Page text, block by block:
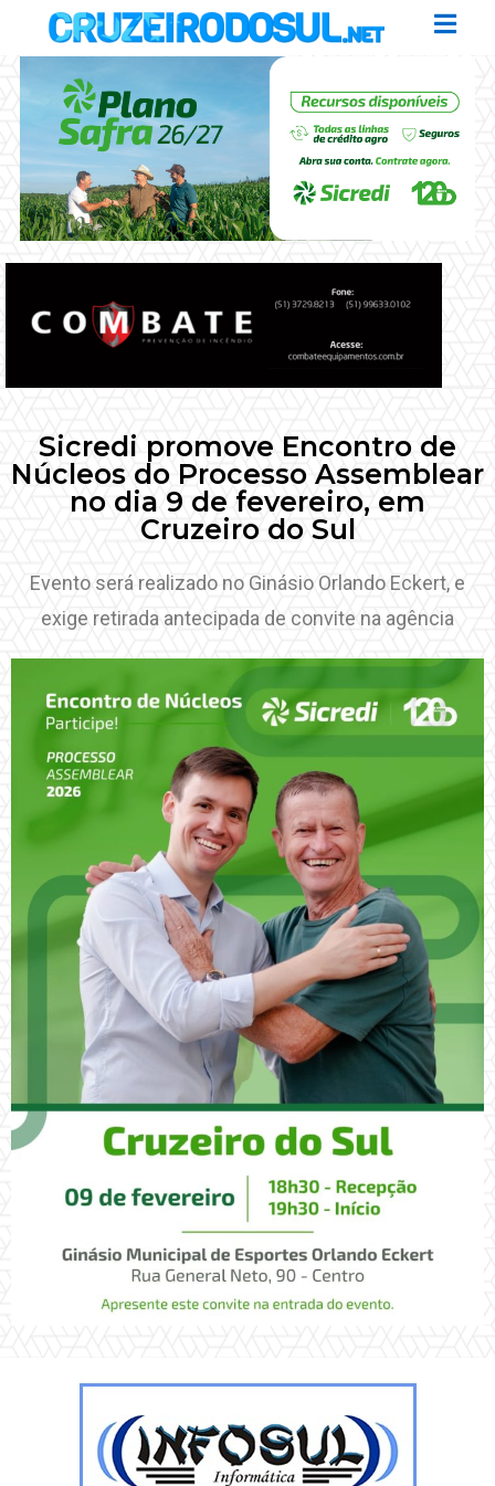
Sicredi promove Encontro de
Núcleos do Processo Assemblear
no dia 9 de fevereiro, em
Cruzeiro do Sul
Evento será realizado no Ginásio Orlando Eckert, e
exige retirada antecipada de ​convite na agência